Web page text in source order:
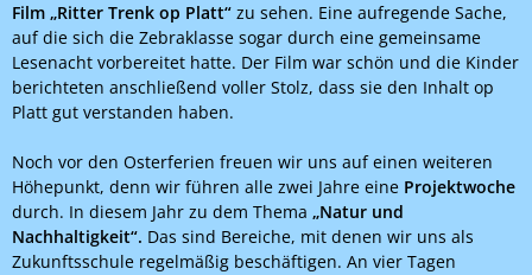
Film „Ritter Trenk op Platt“ zu sehen. Eine aufregende Sache,
auf die sich die Zebraklasse sogar durch eine gemeinsame
Lesenacht vorbereitet hatte. Der Film war schön und die Kinder
berichteten anschließend voller Stolz, dass sie den Inhalt op
Platt gut verstanden haben.
Noch vor den Osterferien freuen wir uns auf einen weiteren
Höhepunkt, denn wir führen alle zwei Jahre eine Projektwoche
durch. In diesem Jahr zu dem Thema „Natur und
Nachhaltigkeit“. Das sind Bereiche, mit denen wir uns als
Zukunftsschule regelmäßig beschäftigen. An vier Tagen